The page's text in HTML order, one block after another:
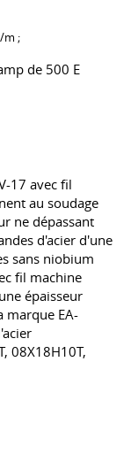
m ;
de 500 E
17 avec fil
au soudage
ne dépassant
d'acier d'une
sans niobium
fil machine
épaisseur
marque EA-
08Х18Н10Т,